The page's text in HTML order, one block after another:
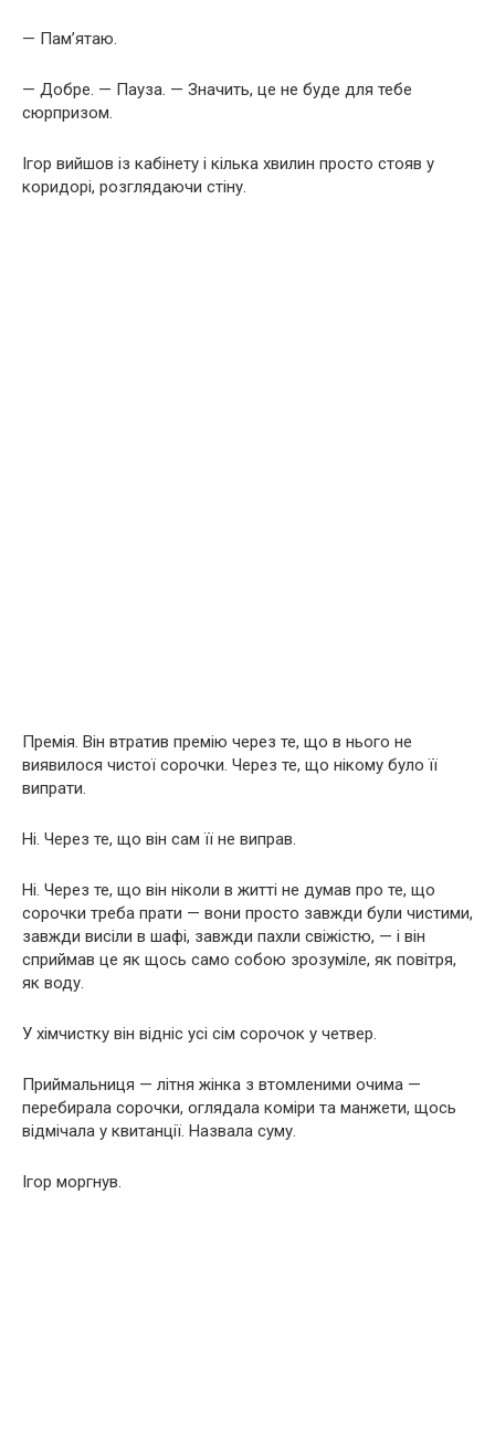
— Пам’ятаю.
— Добре. — Пауза. — Значить, це не буде для тебе
сюрпризом.
Ігор вийшов із кабінету і кілька хвилин просто стояв у
коридорі, розглядаючи стіну.
Премія. Він втратив премію через те, що в нього не
виявилося чистої сорочки. Через те, що нікому було її
випрати.
Ні. Через те, що він сам її не виправ.
Ні. Через те, що він ніколи в житті не думав про те, що
сорочки треба прати — вони просто завжди були чистими,
завжди висіли в шафі, завжди пахли свіжістю, — і він
сприймав це як щось само собою зрозуміле, як повітря,
як воду.
У хімчистку він відніс усі сім сорочок у четвер.
Приймальниця — літня жінка з втомленими очима —
перебирала сорочки, оглядала коміри та манжети, щось
відмічала у квитанції. Назвала суму.
Ігор моргнув.